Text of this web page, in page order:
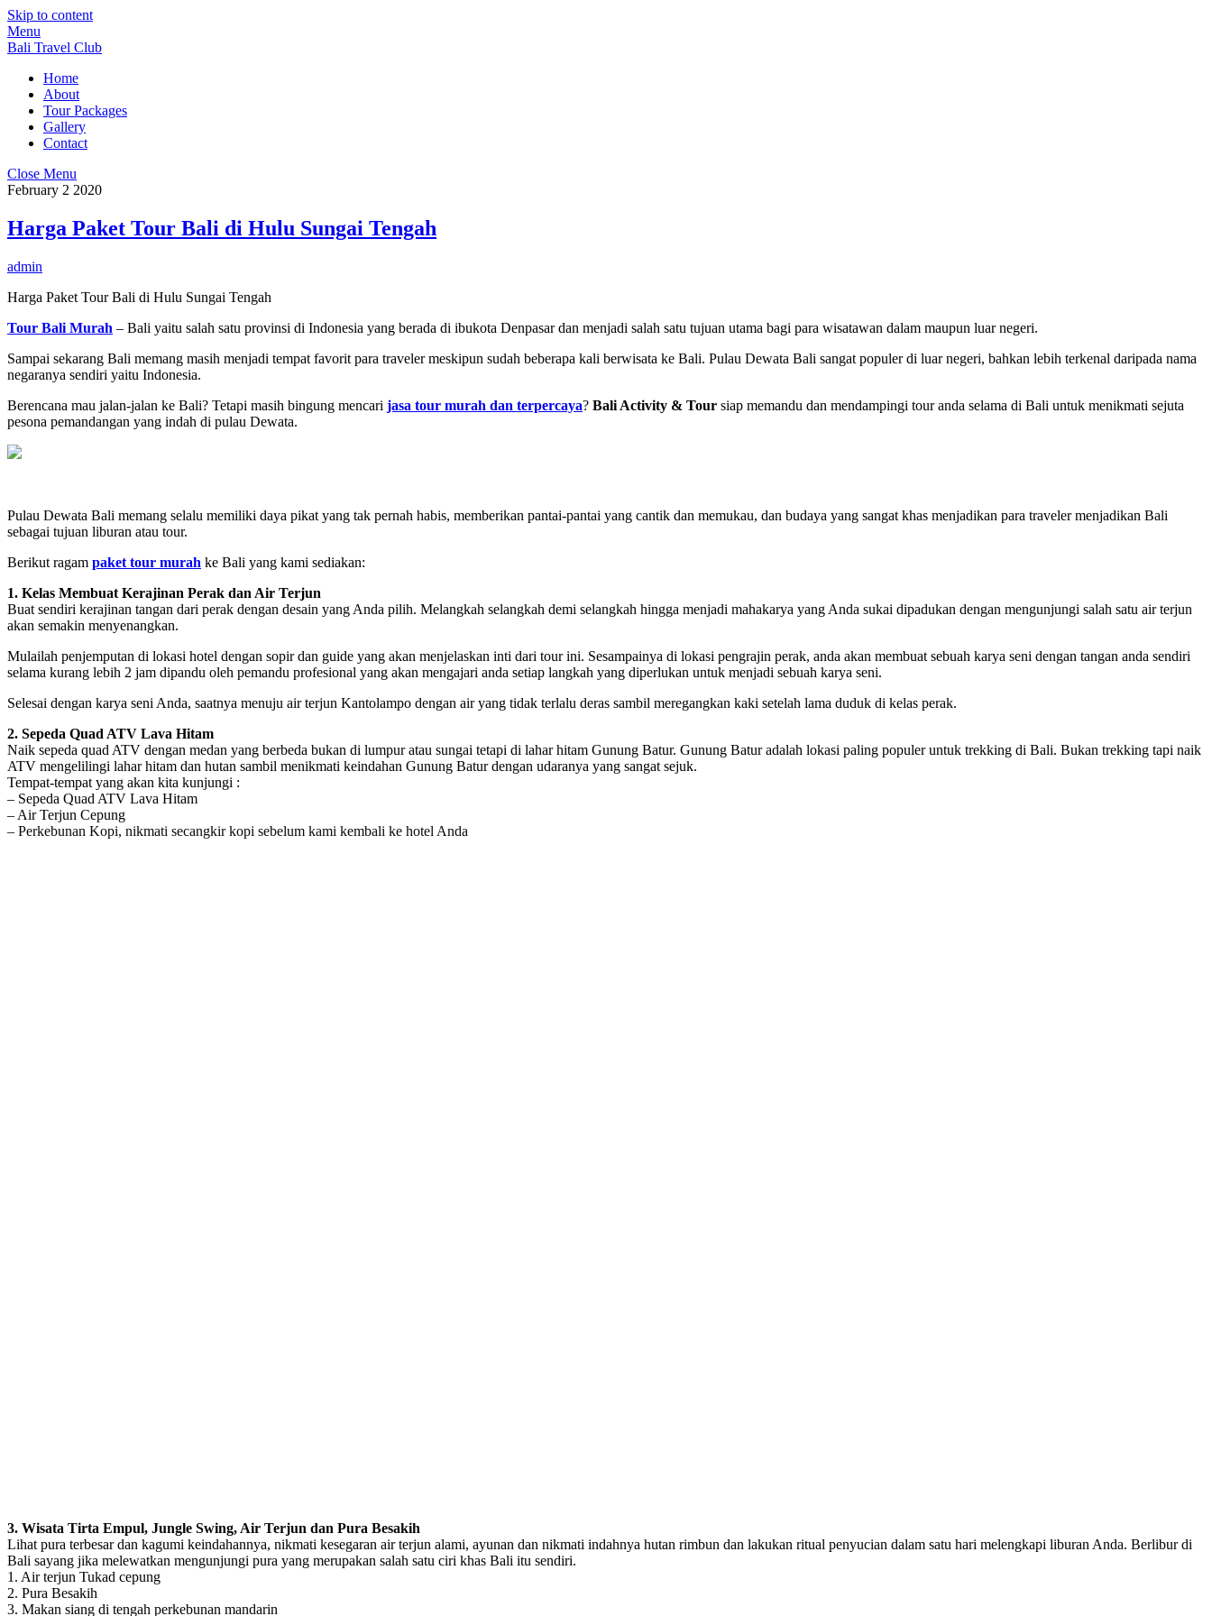
Skip to content
Menu
Bali Travel Club
Home
About
Tour Packages
Gallery
Contact
Close Menu
February 2 2020
Harga Paket Tour Bali di Hulu Sungai Tengah
admin
Harga Paket Tour Bali di Hulu Sungai Tengah
Tour Bali Murah – Bali yaitu salah satu provinsi di Indonesia yang berada di ibukota Denpasar dan menjadi salah satu tujuan utama bagi para wisatawan dalam maupun luar negeri.
Sampai sekarang Bali memang masih menjadi tempat favorit para traveler meskipun sudah beberapa kali berwisata ke Bali. Pulau Dewata Bali sangat populer di luar negeri, bahkan lebih terkenal daripada nama
negaranya sendiri yaitu Indonesia.
Berencana mau jalan-jalan ke Bali? Tetapi masih bingung mencari jasa tour murah dan terpercaya? Bali Activity & Tour siap memandu dan mendampingi tour anda selama di Bali untuk menikmati sejuta
pesona pemandangan yang indah di pulau Dewata.
Pulau Dewata Bali memang selalu memiliki daya pikat yang tak pernah habis, memberikan pantai-pantai yang cantik dan memukau, dan budaya yang sangat khas menjadikan para traveler menjadikan Bali
sebagai tujuan liburan atau tour.
Berikut ragam paket tour murah ke Bali yang kami sediakan:
1. Kelas Membuat Kerajinan Perak dan Air Terjun
Buat sendiri kerajinan tangan dari perak dengan desain yang Anda pilih. Melangkah selangkah demi selangkah hingga menjadi mahakarya yang Anda sukai dipadukan dengan mengunjungi salah satu air terjun
akan semakin menyenangkan.
Mulailah penjemputan di lokasi hotel dengan sopir dan guide yang akan menjelaskan inti dari tour ini. Sesampainya di lokasi pengrajin perak, anda akan membuat sebuah karya seni dengan tangan anda sendiri
selama kurang lebih 2 jam dipandu oleh pemandu profesional yang akan mengajari anda setiap langkah yang diperlukan untuk menjadi sebuah karya seni.
Selesai dengan karya seni Anda, saatnya menuju air terjun Kantolampo dengan air yang tidak terlalu deras sambil meregangkan kaki setelah lama duduk di kelas perak.
2. Sepeda Quad ATV Lava Hitam
Naik sepeda quad ATV dengan medan yang berbeda bukan di lumpur atau sungai tetapi di lahar hitam Gunung Batur. Gunung Batur adalah lokasi paling populer untuk trekking di Bali. Bukan trekking tapi naik
ATV mengelilingi lahar hitam dan hutan sambil menikmati keindahan Gunung Batur dengan udaranya yang sangat sejuk.
Tempat-tempat yang akan kita kunjungi :
– Sepeda Quad ATV Lava Hitam
– Air Terjun Cepung
– Perkebunan Kopi, nikmati secangkir kopi sebelum kami kembali ke hotel Anda
3. Wisata Tirta Empul, Jungle Swing, Air Terjun dan Pura Besakih
Lihat pura terbesar dan kagumi keindahannya, nikmati kesegaran air terjun alami, ayunan dan nikmati indahnya hutan rimbun dan lakukan ritual penyucian dalam satu hari melengkapi liburan Anda. Berlibur di
Bali sayang jika melewatkan mengunjungi pura yang merupakan salah satu ciri khas Bali itu sendiri.
1. Air terjun Tukad cepung
2. Pura Besakih
3. Makan siang di tengah perkebunan mandarin